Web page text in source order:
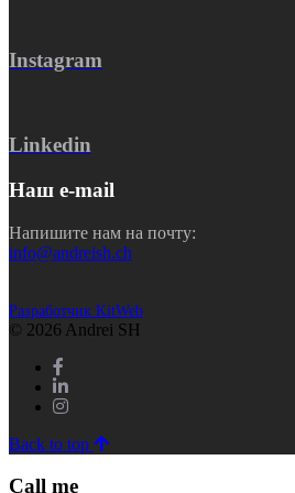
Instagram
Linkedin
Наш e-mail
Напишите нам на почту:
info@andreish.ch
Разработчик KitWeb
© 2026 Andrei SH
Back to top
Call me